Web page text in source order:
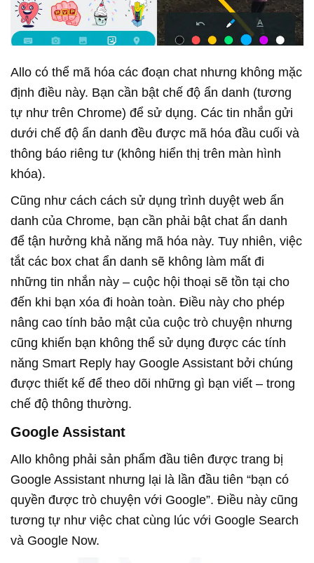
Allo có thể mã hóa các đoạn chat nhưng không mặc
định điều này. Bạn cần bật chế độ ẩn danh (tương
tự như trên Chrome) để sử dụng. Các tin nhắn gửi
dưới chế độ ẩn danh đều được mã hóa đầu cuối và
thông báo riêng tư (không hiển thị trên màn hình
khóa).
Cũng như cách cách sử dụng trình duyệt web ẩn
danh của Chrome, bạn cần phải bật chat ẩn danh
để tận hưởng khả năng mã hóa này. Tuy nhiên, việc
tắt các box chat ẩn danh sẽ không làm mất đi
những tin nhắn này – cuộc hội thoại sẽ tồn tại cho
đến khi bạn xóa đi hoàn toàn. Điều này cho phép
nâng cao tính bảo mật của cuộc trò chuyện nhưng
cũng khiến bạn không thể sử dụng được các tính
năng Smart Reply hay Google Assistant bởi chúng
được thiết kế để theo dõi những gì bạn viết – trong
chế độ thông thường.
Google Assistant
Allo không phải sản phẩm đầu tiên được trang bị
Google Assistant nhưng lại là lần đầu tiên “bạn có
quyền được trò chuyện với Google”. Điều này cũng
tương tự như việc chat cùng lúc với Google Search
và Google Now.